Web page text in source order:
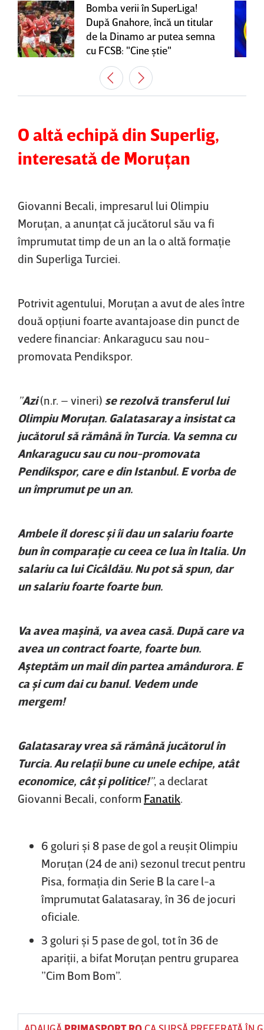
Bomba verii în SuperLiga!
După Gnahore, încă un titular
de la Dinamo ar putea semna
cu FCSB: "Cine ştie"
O altă echipă din Superlig,
interesată de Moruţan
Giovanni Becali, impresarul lui Olimpiu
Moruţan, a anunţat că jucătorul său va fi
împrumutat timp de un an la o altă formaţie
din Superliga Turciei.
Potrivit agentului, Moruţan a avut de ales între
două opţiuni foarte avantajoase din punct de
vedere financiar: Ankaragucu sau nou-
promovata Pendikspor.
”Azi(n.r. – vineri) se rezolvă transferul lui
Olimpiu Moruţan. Galatasaray a insistat ca
jucătorul să rămână în Turcia. Va semna cu
Ankaragucu sau cu nou-promovata
Pendikspor, care e din Istanbul. E vorba de
un împrumut pe un an.
Ambele îl doresc şi îi dau un salariu foarte
bun în comparaţie cu ceea ce lua în Italia. Un
salariu ca lui Cicâldău. Nu pot să spun, dar
un salariu foarte foarte bun.
Va avea maşină, va avea casă. După care va
avea un contract foarte, foarte bun.
Aşteptăm un mail din partea amândurora. E
ca şi cum dai cu banul. Vedem unde
mergem!
Galatasaray vrea să rămână jucătorul în
Turcia. Au relaţii bune cu unele echipe, atât
economice, cât şi politice!”, a declarat
Giovanni Becali, conform Fanatik
6 goluri şi 8 pase de gol a reuşit Olimpiu
Moruţan (24 de ani) sezonul trecut pentru
Pisa, formaţia din Serie B la care l-a
împrumutat Galatasaray, în 36 de jocuri
oficiale.
3 goluri şi 5 pase de gol, tot în 36 de
apariţii, a bifat Moruţan pentru gruparea
”Cim Bom Bom”.